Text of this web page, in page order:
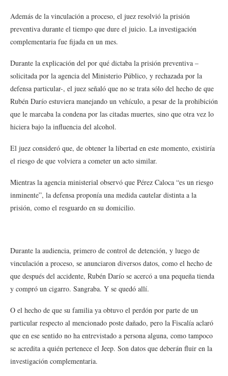
Además de la vinculación a proceso, el juez resolvió la prisión
preventiva durante el tiempo que dure el juicio. La investigación
complementaria fue fijada en un mes.
Durante la explicación del por qué dictaba la prisión preventiva –
solicitada por la agencia del Ministerio Público, y rechazada por la
defensa particular-, el juez señaló que no se trata sólo del hecho de que
Rubén Darío estuviera manejando un vehículo, a pesar de la prohibición
que le marcaba la condena por las citadas muertes, sino que otra vez lo
hiciera bajo la influencia del alcohol.
El juez consideró que, de obtener la libertad en este momento, existiría
el riesgo de que volviera a cometer un acto similar.
Mientras la agencia ministerial observó que Pérez Caloca “es un riesgo
inminente”, la defensa proponía una medida cautelar distinta a la
prisión, como el resguardo en su domicilio.
Durante la audiencia, primero de control de detención, y luego de
vinculación a proceso, se anunciaron diversos datos, como el hecho de
que después del accidente, Rubén Darío se acercó a una pequeña tienda
y compró un cigarro. Sangraba. Y se quedó allí.
O el hecho de que su familia ya obtuvo el perdón por parte de un
particular respecto al mencionado poste dañado, pero la Fiscalía aclaró
que en ese sentido no ha entrevistado a persona alguna, como tampoco
se acredita a quién pertenece el Jeep. Son datos que deberán fluir en la
investigación complementaria.